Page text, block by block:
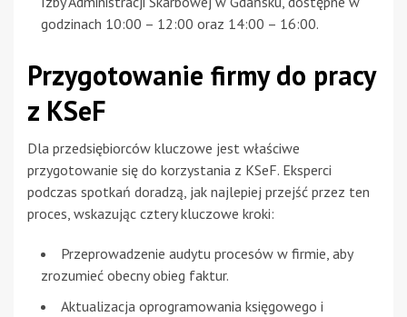
godzinach 10:00 – 12:00 oraz 14:00 – 16:00.
Przygotowanie firmy do pracy
z KSeF
Dla przedsiębiorców kluczowe jest właściwe
przygotowanie się do korzystania z KSeF. Eksperci
podczas spotkań doradzą, jak najlepiej przejść przez ten
proces, wskazując cztery kluczowe kroki:
Przeprowadzenie audytu procesów w firmie, aby
zrozumieć obecny obieg faktur.
Aktualizacja oprogramowania księgowego i